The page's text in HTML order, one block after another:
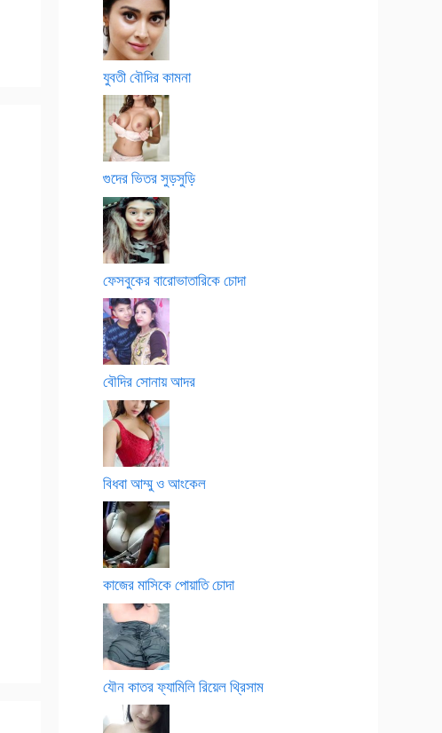
যুবতী বৌদির কামনা
গুদের ভিতর সুড়সুড়ি
ফেসবুকের বারোভাতারিকে চোদা
বৌদির সোনায় আদর
বিধবা আম্মু ও আংকেল
কাজের মাসিকে পোয়াতি চোদা
যৌন কাতর ফ্যামিলি রিয়েল থ্রিসাম